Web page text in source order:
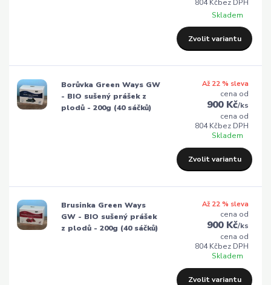
804 Kčbez DPH
Skladem
Zvolit variantu
Borůvka Green Ways GW
- BIO sušený prášek z
plodů - 200g (40 sáčků)
Až 22 % sleva
cena od
900 Kč/ks
cena od
804 Kčbez DPH
Skladem
Zvolit variantu
Brusinka Green Ways
GW - BIO sušený prášek
z plodů - 200g (40 sáčků)
Až 22 % sleva
cena od
900 Kč/ks
cena od
804 Kčbez DPH
Skladem
Zvolit variantu